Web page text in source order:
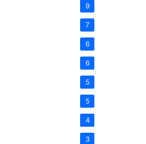
9
7
6
6
5
5
4
3